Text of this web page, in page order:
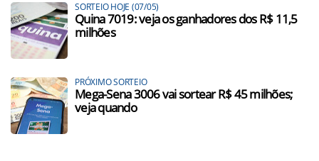
SORTEIO HOJE (07/05)
Quina 7019: veja os ganhadores dos R$ 11,5
milhões
PRÓXIMO SORTEIO
Mega-Sena 3006 vai sortear R$ 45 milhões;
veja quando